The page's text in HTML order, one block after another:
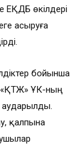
ЕҚДБ өкілдері
асыруға
бойынша
«ҚТЖ» ҰК-ның
аударылды.
қалпына